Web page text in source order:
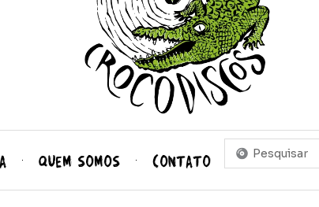
QUEM SOMOS CONTATO
Pesquisar
...